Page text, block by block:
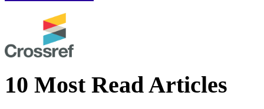
10 Most Read Articles